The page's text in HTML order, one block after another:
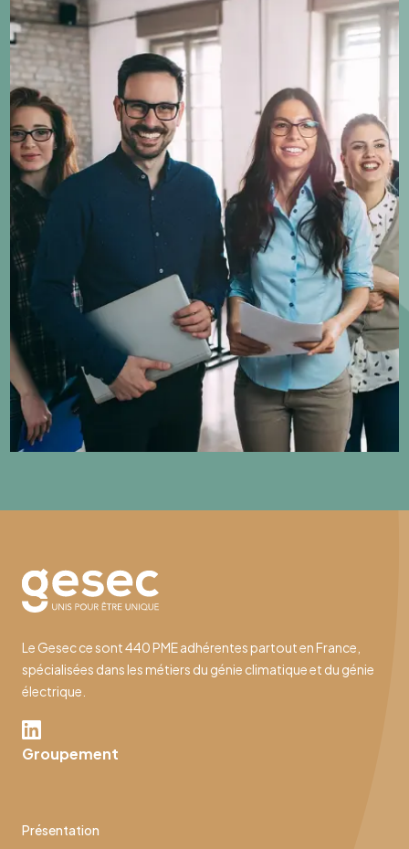
Le Gesec ce sont 440 PME adhérentes partout en France,
spécialisées dans les métiers du génie climatique et du génie
électrique.
Groupement
Présentation